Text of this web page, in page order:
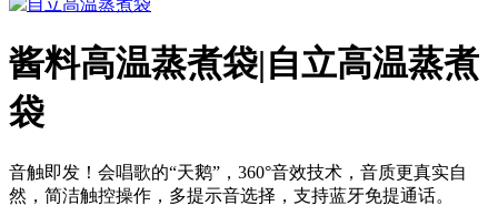
酱料高温蒸煮袋|自立高温蒸煮
袋
音触即发！会唱歌的“天鹅”，360°音效技术，音质更真实自
然，简洁触控操作，多提示音选择，支持蓝牙免提通话。